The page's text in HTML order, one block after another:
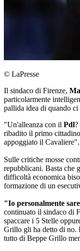
© LaPresse
Il sindaco di Firenze,
particolarmente
pallida idea di quando ci
"Un'alleanza con il Pdl?
ribadito il primo
appoggiato il Cavaliere".
Sulle critiche mosse
repubblicani. Basta che
difficoltà economica
formazione di un
"Io personalmente
continuato il sindaco di
spaccare i 5 Stelle
Grillo gli ha detto di no.
tutto di Beppe Grillo